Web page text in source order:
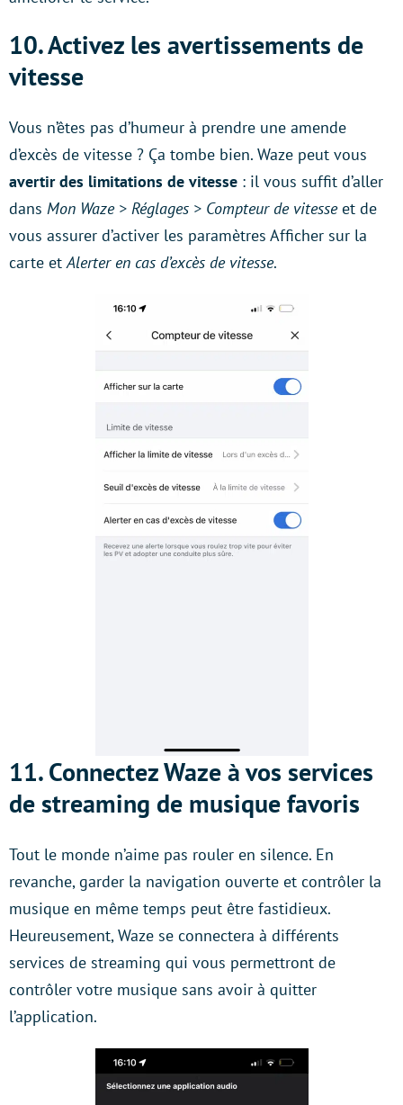
10. Activez les avertissements de
vitesse
Vous n’êtes pas d’humeur à prendre une amende
d’excès de vitesse ? Ça tombe bien. Waze peut vous
avertir des limitations de vitesse : il vous suffit d’aller
dans Mon Waze > Réglages > Compteur de vitesseet de
vous assurer d’activer les paramètres Afficher sur la
carte et Alerter en cas d’excès de vitesse.
11. Connectez Waze à vos services
de streaming de musique favoris
Tout le monde n’aime pas rouler en silence. En
revanche, garder la navigation ouverte et contrôler la
musique en même temps peut être fastidieux.
Heureusement, Waze se connectera à différents
services de streaming qui vous permettront de
contrôler votre musique sans avoir à quitter
l’application.